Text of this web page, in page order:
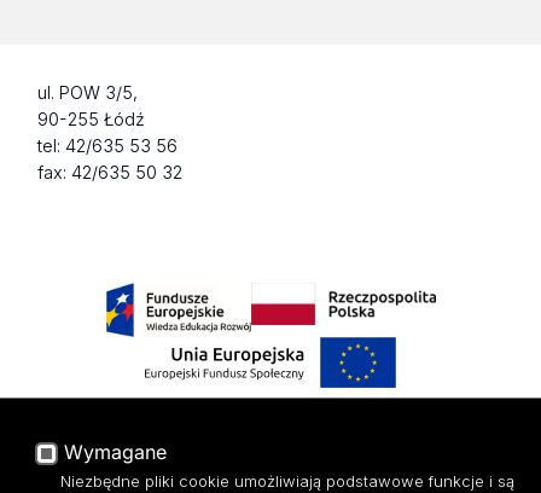
ul. POW 3/5,
90-255 Łódź
tel: 42/635 53 56
fax: 42/635 50 32
Wymagane
Niezbędne pliki cookie umożliwiają podstawowe funkcje i są